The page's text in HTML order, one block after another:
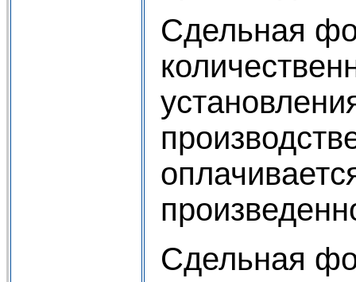
Сдельная
Сдельная